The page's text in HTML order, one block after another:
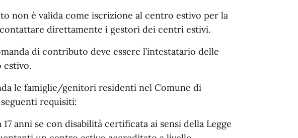
non è valida come iscrizione al centro estivo per la
direttamente i gestori dei centri estivi.
di contributo deve essere l’intestatario delle
estivo.
le famiglie/genitori residenti nel Comune di
requisiti:
anni se con disabilità certificata ai sensi della Legge